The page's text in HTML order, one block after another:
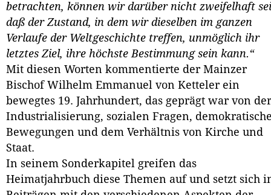
betrachten, können wir darüber nicht zweifelhaft
daß der Zustand, in dem wir dieselben im ganzen
Verlaufe der Weltgeschichte treffen, unmöglich ihr
letztes Ziel, ihre höchste Bestimmung sein kann.“
Mit diesen Worten kommentierte der Mainzer
Bischof Wilhelm Emmanuel von Ketteler ein
bewegtes 19. Jahrhundert, das geprägt war von der
Industrialisierung, sozialen Fragen,
Bewegungen und dem Verhältnis von Kirche und
Staat.
In seinem Sonderkapitel greifen das
Heimatjahrbuch diese Themen auf und setzt sich